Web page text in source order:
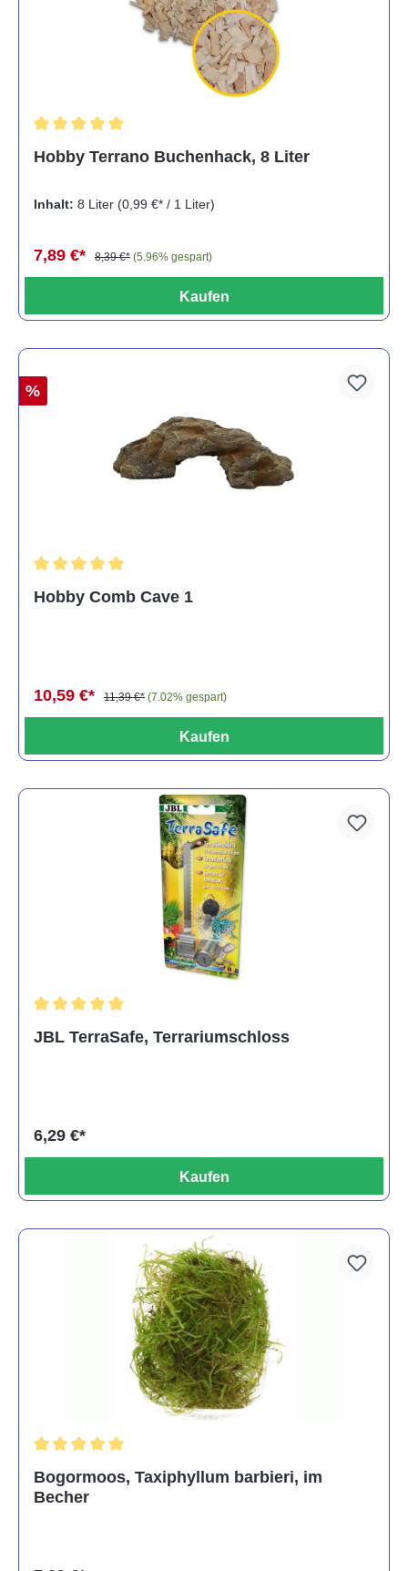
Hobby Terrano Buchenhack, 8 Liter
Inhalt: 8 Liter (0,99 €* / 1 Liter)
7,89 €* 8,39 €* (5.96% gespart)
Kaufen
%
Hobby Comb Cave 1
10,59 €* 11,39 €* (7.02% gespart)
Kaufen
JBL TerraSafe, Terrariumschloss
6,29 €*
Kaufen
Bogormoos, Taxiphyllum barbieri, im
Becher